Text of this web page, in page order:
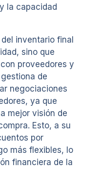
la capacidad
inventario final
sino que
proveedores y
de
negociaciones
ya que
mejor visión de
Esto, a su
por
más flexibles, lo
financiera de la